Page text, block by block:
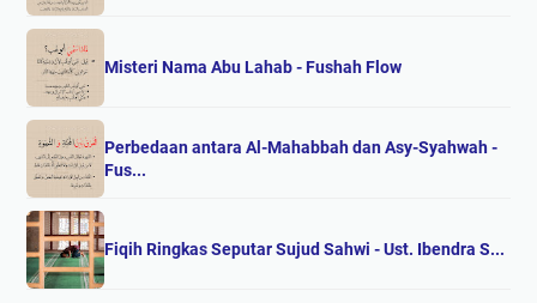
Misteri Nama Abu Lahab - Fushah Flow
Perbedaan antara Al-Mahabbah dan Asy-Syahwah -
Fus...
Fiqih Ringkas Seputar Sujud Sahwi - Ust. Ibendra S...